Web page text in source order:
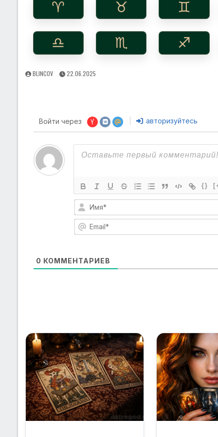
♈︎ ♉︎ ♊︎
♎︎ ♏︎ ♐︎
AUTHOR:
BLINCOV
PUBLISHED
22.06.2025
Войти через авторизуйтесь
{}
0 КОММЕНТАРИЕВ